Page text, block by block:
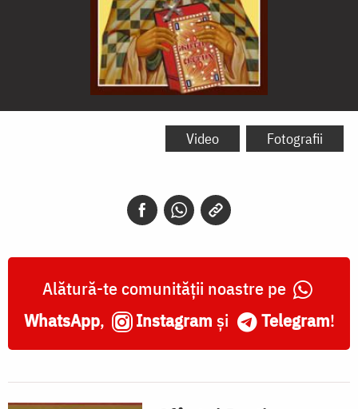
Sfântul
Video Fotografii
Alătură-te comunității noastre pe
WhatsApp, Instagram și Telegram!